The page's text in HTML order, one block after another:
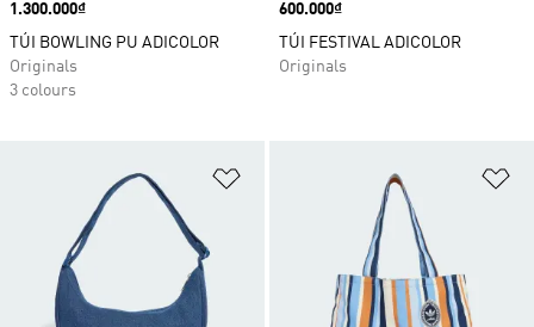
Price
1.300.000₫
TÚI BOWLING PU ADICOLOR
Originals
3 colours
Price
600.000₫
TÚI FESTIVAL ADICOLOR
Originals